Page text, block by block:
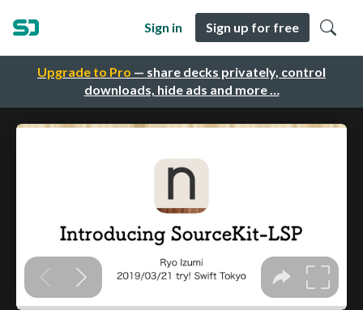
Upgrade to Pro — share decks privately, control
downloads, hide ads and more …
Sign in Sign up for free